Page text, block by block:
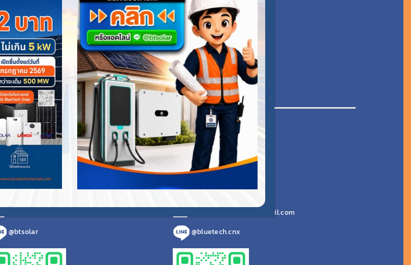
US
กงานภาคอีสาน
เลขที่ 555/74 หมู่ที่ 13
เมือง อ.เมืองขอนแก่น
อนแก่น 40000
งที่ตั้งบน Google Maps
095 856 9555
@btsolar
สำนักงานภาคเหนือ
เลขที่ 91 หมู๋ 6
ต.ไชยสถาน อ.สารภี
จ.เชียงใหม่ 50140
แสดงที่ตั้งบน Google Maps
065 925 2691
bluetechchiangmai@gmail.com
@bluetech.cnx